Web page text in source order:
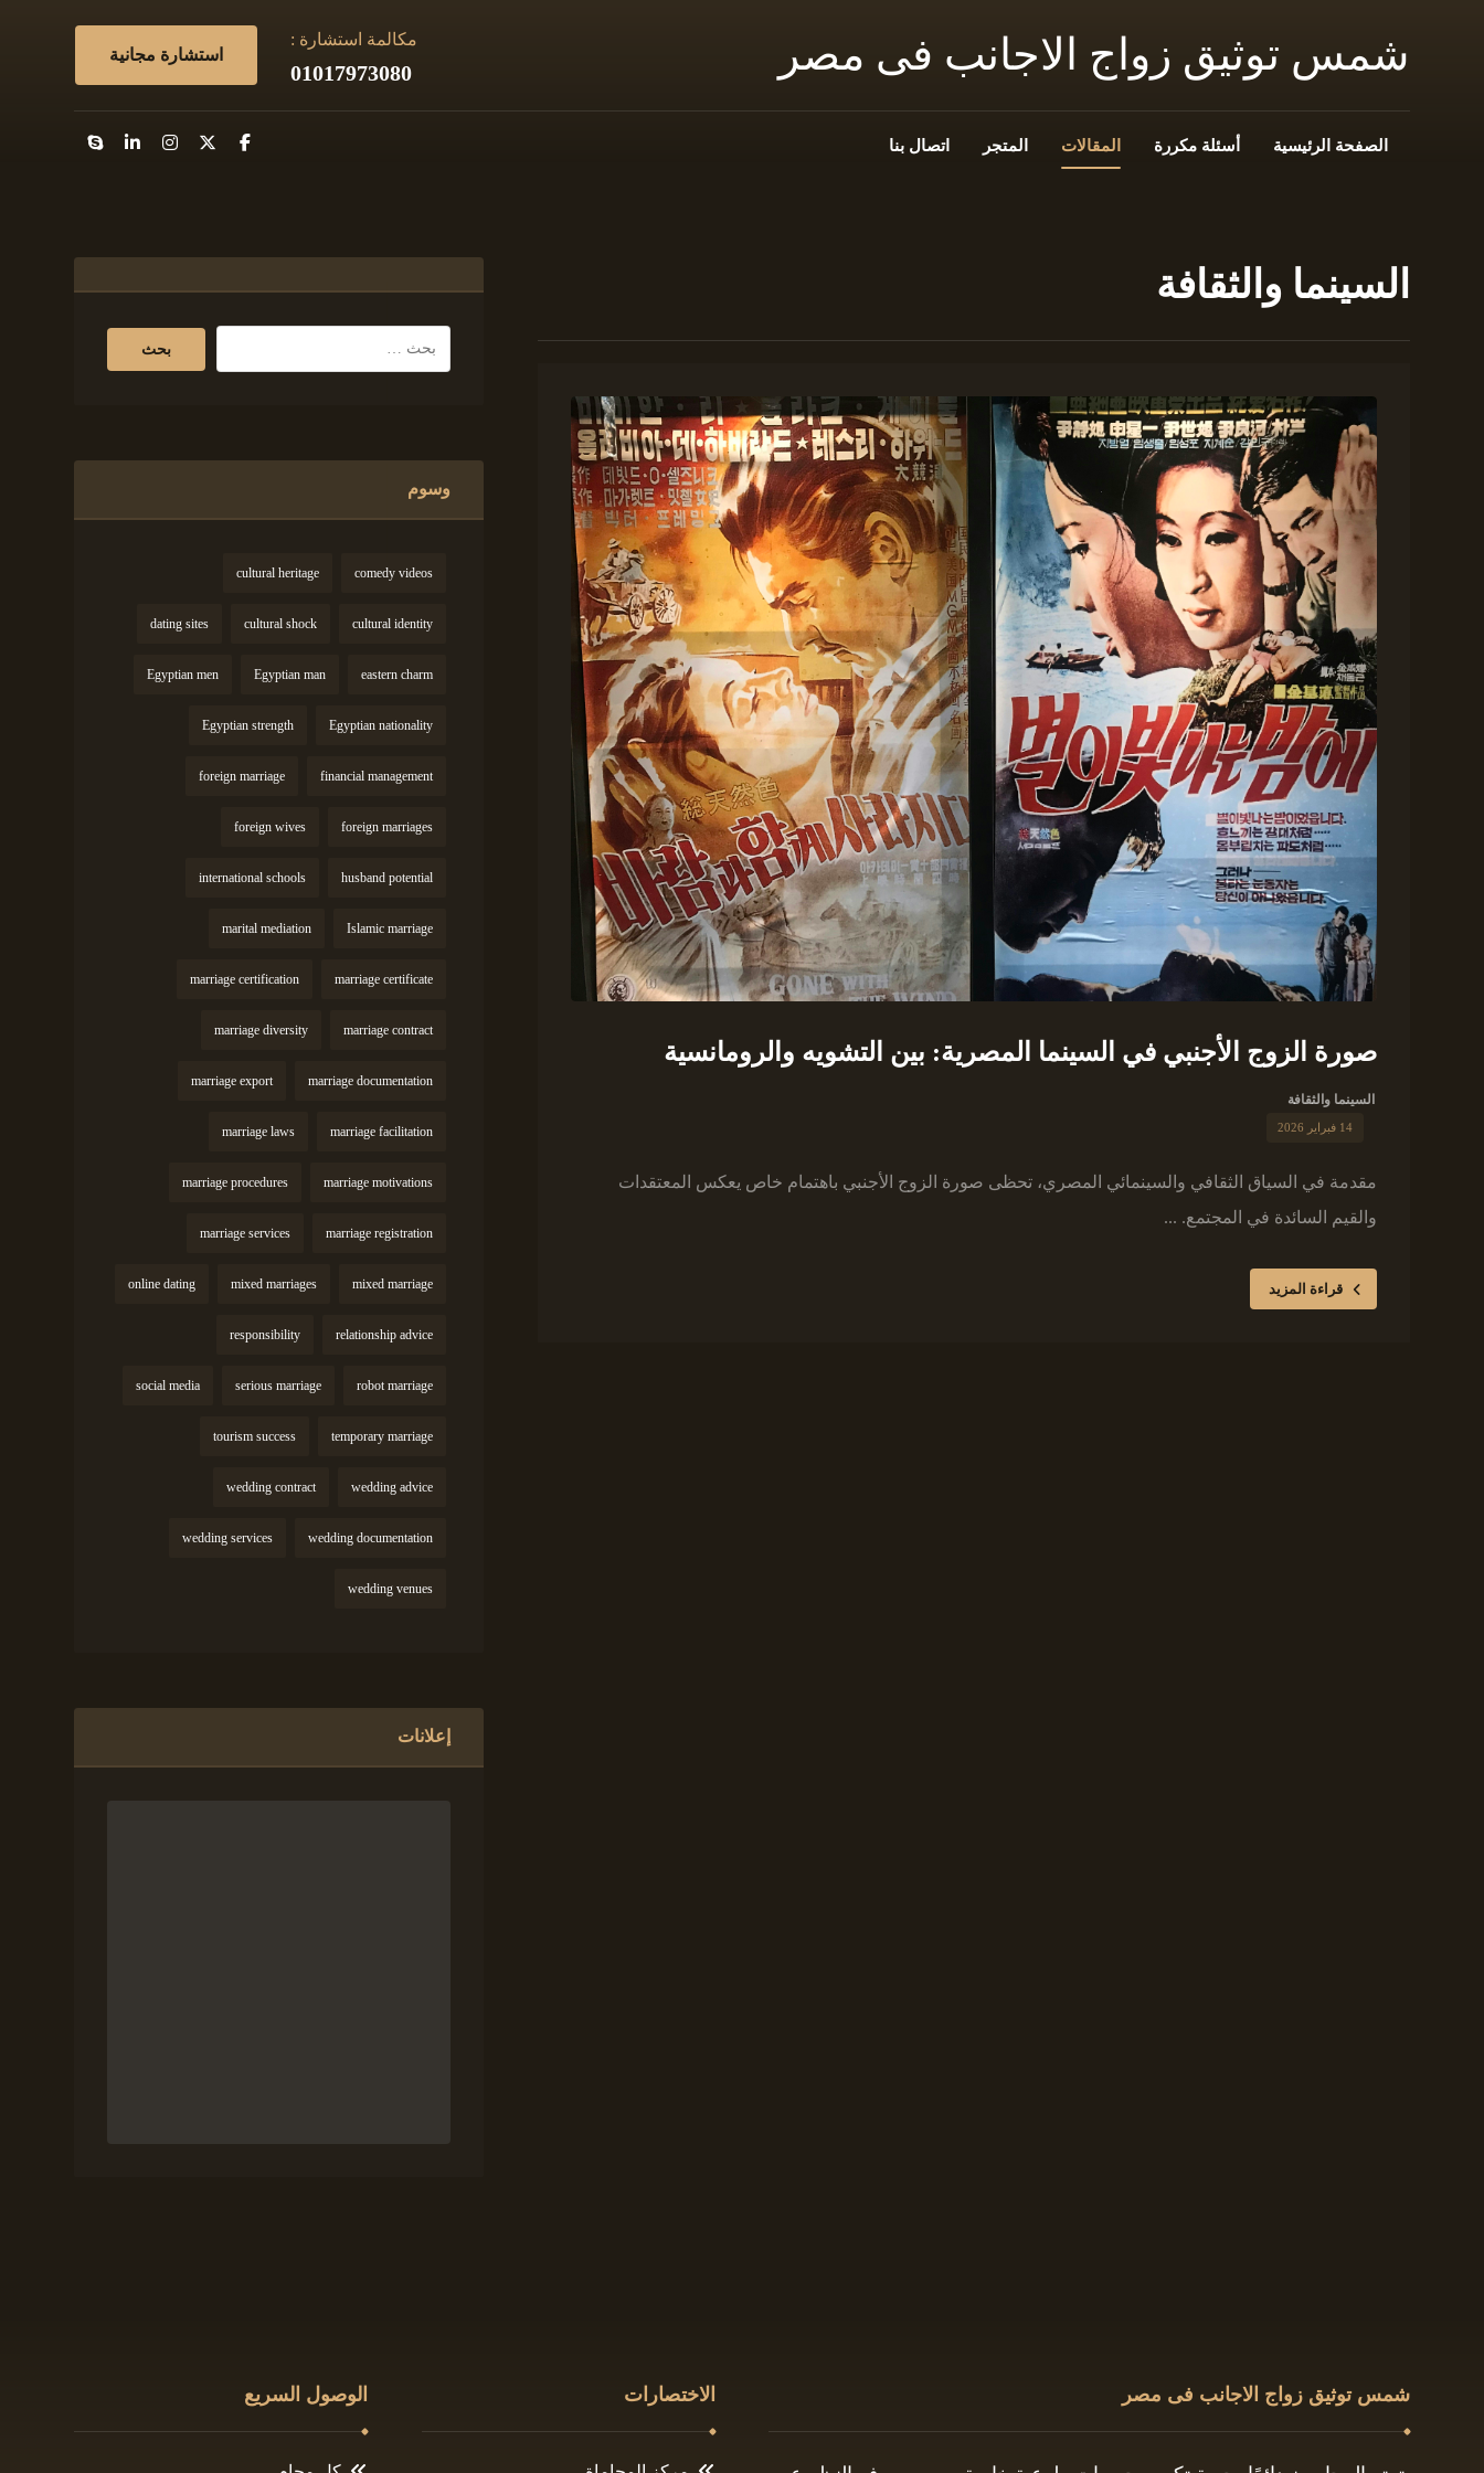
شمس توثيق زواج الاجانب فى مصر استشارة مجانية
مكالمة استشارة :
01017973080
الصفحة الرئيسية أسئلة مكررة المقالات المتجر اتصال بنا
السينما والثقافة
صورة الزوج الأجنبي في السينما المصرية: بين التشويه والرومانسية
السينما والثقافة
14 فبراير 2026
مقدمة في السياق الثقافي والسينمائي المصري، تحظى صورة الزوج الأجنبي باهتمام خاص يعكس المعتقدات
والقيم السائدة في المجتمع. ...
قراءة المزيد
وسوم
comedy videos
cultural heritage
cultural identity
cultural shock
dating sites
eastern charm
Egyptian man
Egyptian men
Egyptian nationality
Egyptian strength
financial management
foreign marriage
foreign marriages
foreign wives
husband potential
international schools
Islamic marriage
marital mediation
marriage certificate
marriage certification
marriage contract
marriage diversity
marriage documentation
marriage export
marriage facilitation
marriage laws
marriage motivations
marriage procedures
marriage registration
marriage services
mixed marriage
mixed marriages
online dating
relationship advice
responsibility
robot marriage
serious marriage
social media
temporary marriage
tourism success
wedding advice
wedding contract
wedding documentation
wedding services
wedding venues
إعلانات
شمس توثيق زواج الاجانب فى مصر الاختصارات الوصول السريع